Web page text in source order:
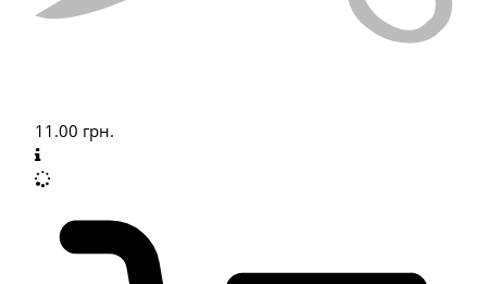
11.00 грн.